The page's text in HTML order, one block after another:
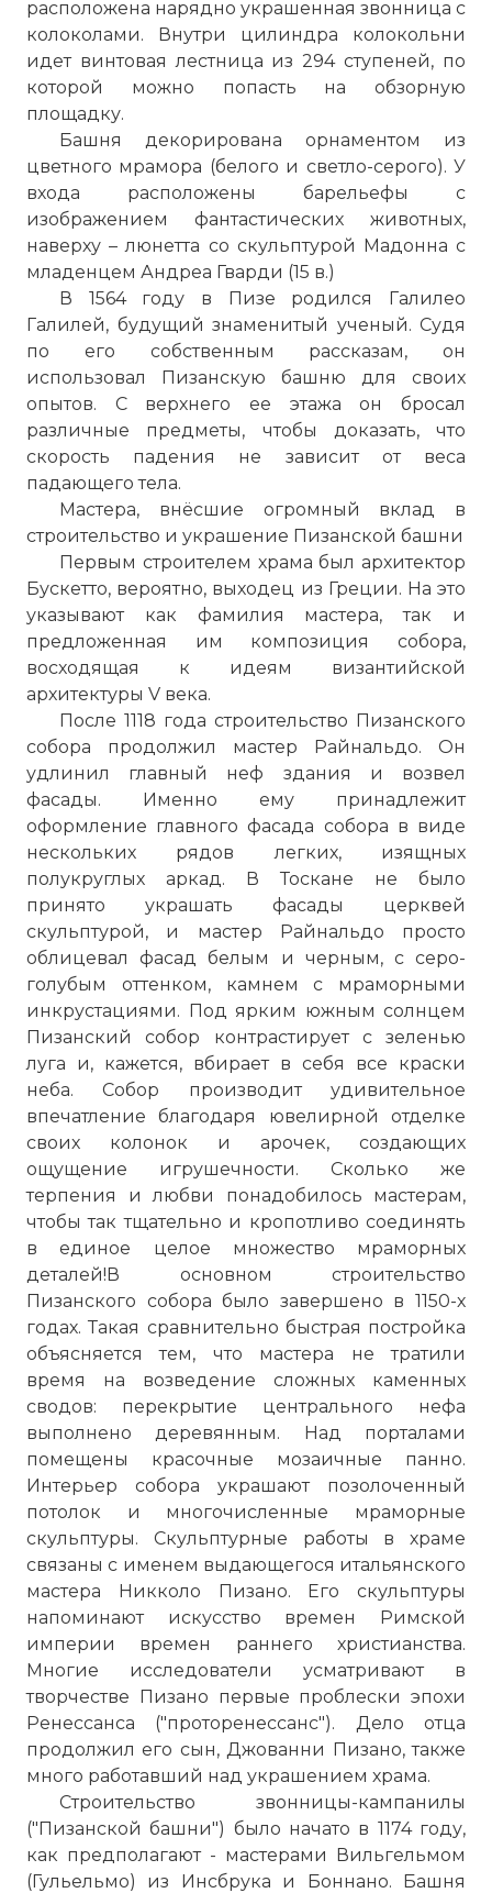
расположена нарядно украшенная звонница с
колоколами. Внутри цилиндра колокольни
идет винтовая лестница из 294 ступеней, по
которой можно попасть на обзорную
площадку.
Башня декорирована орнаментом из
цветного мрамора (белого и светло-серого). У
входа расположены барельефы с
изображением фантастических животных,
наверху – люнетта со скульптурой Мадонна с
младенцем Андреа Гварди (15 в.)
В 1564 году в Пизе родился Галилео
Галилей, будущий знаменитый ученый. Судя
по его собственным рассказам, он
использовал Пизанскую башню для своих
опытов. С верхнего ее этажа он бросал
различные предметы, чтобы доказать, что
скорость падения не зависит от веса
падающего тела.
Мастера, внёсшие огромный вклад в
строительство и украшение Пизанской башни
Первым строителем храма был архитектор
Бускетто, вероятно, выходец из Греции. На это
указывают как фамилия мастера, так и
предложенная им композиция собора,
восходящая к идеям византийской
архитектуры V века.
После 1118 года строительство Пизанского
собора продолжил мастер Райнальдо. Он
удлинил главный неф здания и возвел
фасады. Именно ему принадлежит
оформление главного фасада собора в виде
нескольких рядов легких, изящных
полукруглых аркад. В Тоскане не было
принято украшать фасады церквей
скульптурой, и мастер Райнальдо просто
облицевал фасад белым и черным, с серо-
голубым оттенком, камнем с мраморными
инкрустациями. Под ярким южным солнцем
Пизанский собор контрастирует с зеленью
луга и, кажется, вбирает в себя все краски
неба. Собор производит удивительное
впечатление благодаря ювелирной отделке
своих колонок и арочек, создающих
ощущение игрушечности. Сколько же
терпения и любви понадобилось мастерам,
чтобы так тщательно и кропотливо соединять
в единое целое множество мраморных
деталей!В основном строительство
Пизанского собора было завершено в 1150-х
годах. Такая сравнительно быстрая постройка
объясняется тем, что мастера не тратили
время на возведение сложных каменных
сводов: перекрытие центрального нефа
выполнено деревянным. Над порталами
помещены красочные мозаичные панно.
Интерьер собора украшают позолоченный
потолок и многочисленные мраморные
скульптуры. Скульптурные работы в храме
связаны с именем выдающегося итальянского
мастера Никколо Пизано. Его скульптуры
напоминают искусство времен Римской
империи времен раннего христианства.
Многие исследователи усматривают в
творчестве Пизано первые проблески эпохи
Ренессанса ("проторенессанс"). Дело отца
продолжил его сын, Джованни Пизано, также
много работавший над украшением храма.
Строительство звонницы-кампанилы
("Пизанской башни") было начато в 1174 году,
как предполагают - мастерами Вильгельмом
(Гульельмо) из Инсбрука и Боннано. Башня